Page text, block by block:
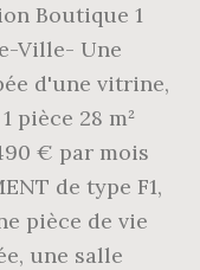
Boutique 1
Ville- Une
d'une vitrine,
pièce 28 m²
€ par mois
de type F1,
pièce de vie
une salle